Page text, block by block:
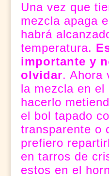
Una vez que
mezcla apaga
habrá
temperatura.
importante y
olvidar. Ahora
la mezcla en el
hacerlo
el bol tapado
transparente o
prefiero
en tarros de
estos en el